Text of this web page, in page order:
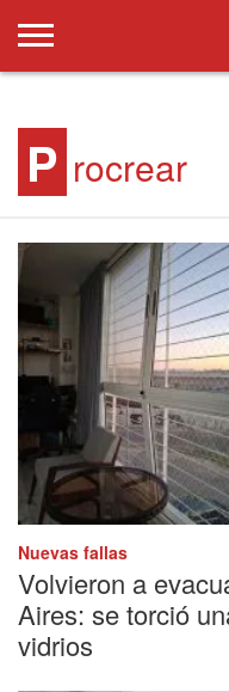
P rocrear
Nuevas fallas
Volvieron a
Aires: se torció
vidrios